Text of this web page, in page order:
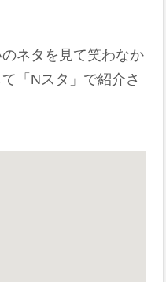
ネタを見て笑わなか
「Nスタ」で紹介さ